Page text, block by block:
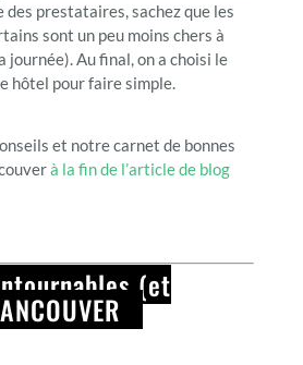
des prestataires, sachez que les
sont un peu moins chers à
journée). Au final, on a choisi le
hôtel pour faire simple.
et notre carnet de bonnes
à la fin de l’article de blog
(et